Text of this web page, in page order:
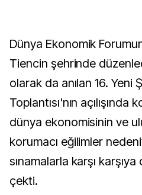
Dünya Ekonomik
Tiencin şehrinde
olarak da anılan 16. Yeni
Toplantısı'nın
dünya ekonomisinin ve
korumacı eğilimler
sınamalarla karşı
çekti.